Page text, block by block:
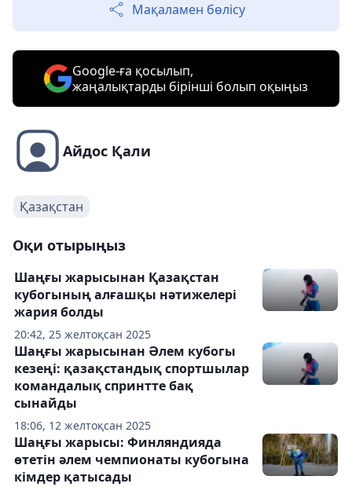
Мақаламен бөлісу
Google-ға қосылып,
жаңалықтарды бірінші болып оқыңыз
Айдос Қали
Қазақстан
Оқи отырыңыз
20:42, 25 желтоқсан 2025
Шаңғы жарысынан Қазақстан
кубогының алғашқы нәтижелері
жария болды
18:06, 12 желтоқсан 2025
Шаңғы жарысынан Әлем кубогы
кезеңі: қазақстандық спортшылар
командалық спринтте бақ
сынайды
Шаңғы жарысы: Финляндияда
өтетін әлем чемпионаты кубогына
кімдер қатысады